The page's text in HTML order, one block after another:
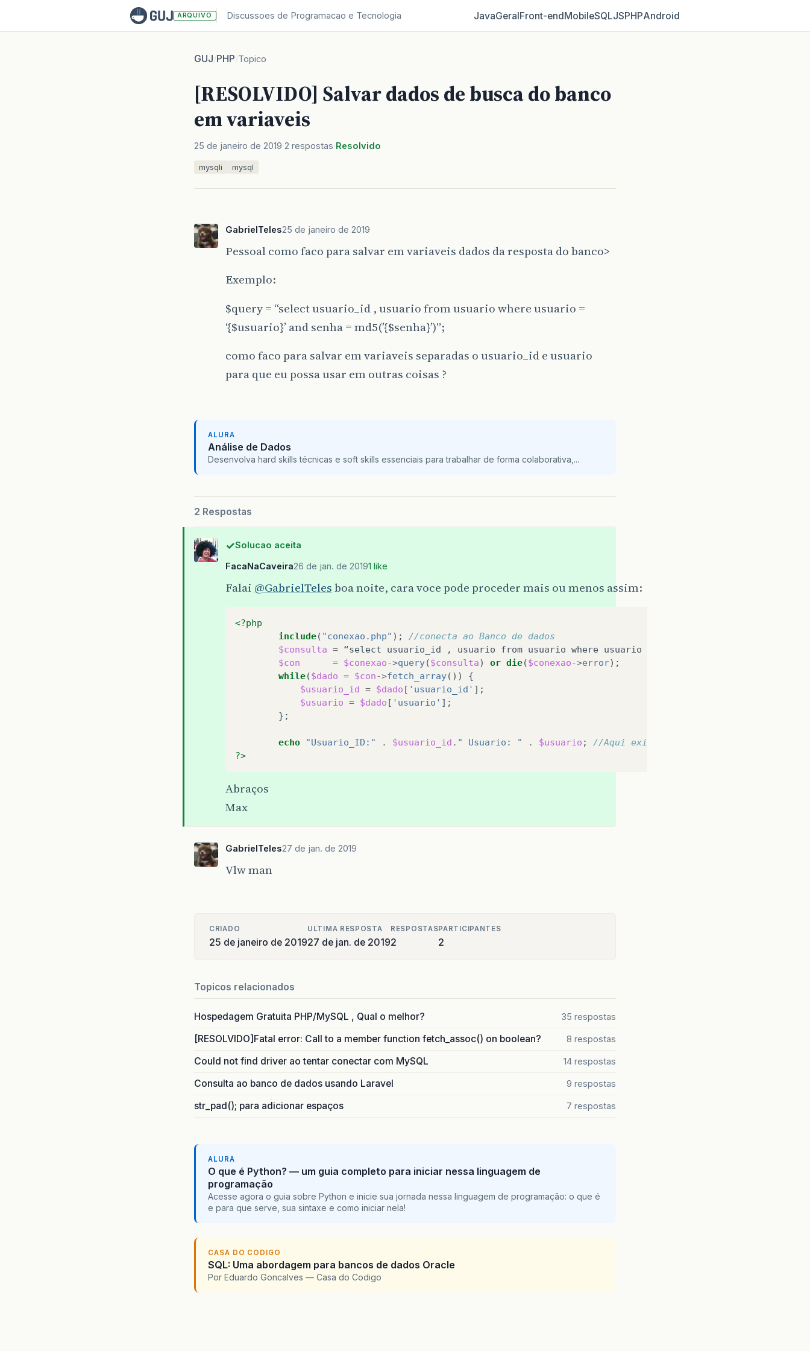
ARQUIVO Discussoes de Programacao e Tecnologia JavaGeralFront‑endMobileSQLJSPHPAndroid
GUJ/PHP/Topico
[RESOLVIDO] Salvar dados de busca do banco
em variaveis
25 de janeiro de 2019 2 respostas Resolvido
mysqli mysql
GabrielTeles25 de janeiro de 2019
Pessoal como faco para salvar em variaveis dados da resposta do banco>
Exemplo:
$query = “select usuario_id , usuario from usuario where usuario =
‘{$usuario}’ and senha = md5(’{$senha}’)”;
como faco para salvar em variaveis separadas o usuario_id e usuario
para que eu possa usar em outras coisas ?
ALURA
Análise de Dados
Desenvolva hard skills técnicas e soft skills essenciais para trabalhar de forma colaborativa,...
2 Respostas
Solucao aceita
FacaNaCaveira26 de jan. de 20191 like
Falai @GabrielTelesboa noite, cara voce pode proceder mais ou menos assim:
<?php
include( "conexao.php" );
//conecta ao Banco de dados
$consulta = “select usuario_id , usuario from usuario where usuario
$con
= $conexao->query($consulta) or die($conexao->error);
while($dado = $con->fetch_array())
{
$usuario_id = $dado [ 'usuario_id' ];
$usuario = $dado [ 'usuario' ];
};
echo "Usuario_ID:" . $usuario_id . " Usuario: " . $usuario ;
//Aqui exibe "Olá $nome", más quero
?>
Abraços
Max
GabrielTeles27 de jan. de 2019
Vlw man
CRIADO
25 de janeiro de 2019
ULTIMA RESPOSTA
27 de jan. de 2019
RESPOSTAS
2
PARTICIPANTES
2
Topicos relacionados
Hospedagem Gratuita PHP/MySQL , Qual o melhor? 35 respostas
[RESOLVIDO]Fatal error: Call to a member function fetch_assoc() on boolean? 8 respostas
Could not find driver ao tentar conectar com MySQL 14 respostas
Consulta ao banco de dados usando Laravel 9 respostas
str_pad(); para adicionar espaços 7 respostas
ALURA
O que é Python? — um guia completo para iniciar nessa linguagem de
programação
Acesse agora o guia sobre Python e inicie sua jornada nessa linguagem de programação: o que é
e para que serve, sua sintaxe e como iniciar nela!
CASA DO CODIGO
SQL: Uma abordagem para bancos de dados Oracle
Por Eduardo Goncalves — Casa do Codigo